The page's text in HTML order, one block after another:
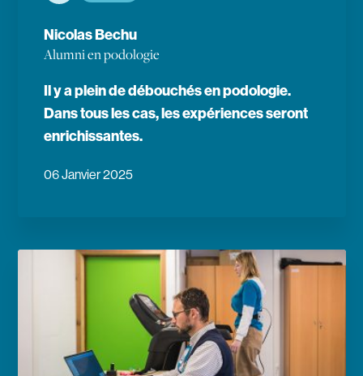
Nicolas Bechu
Alumni en podologie
Il y a plein de débouchés en podologie.
Dans tous les cas, les expériences seront
enrichissantes.
06 Janvier 2025
En savoir plus